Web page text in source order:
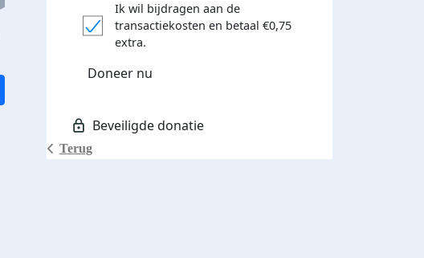
Donateurs bedankt
Terug
Ik wil bijdragen aan de
transactiekosten en betaal €0,75
extra.
Doneer nu